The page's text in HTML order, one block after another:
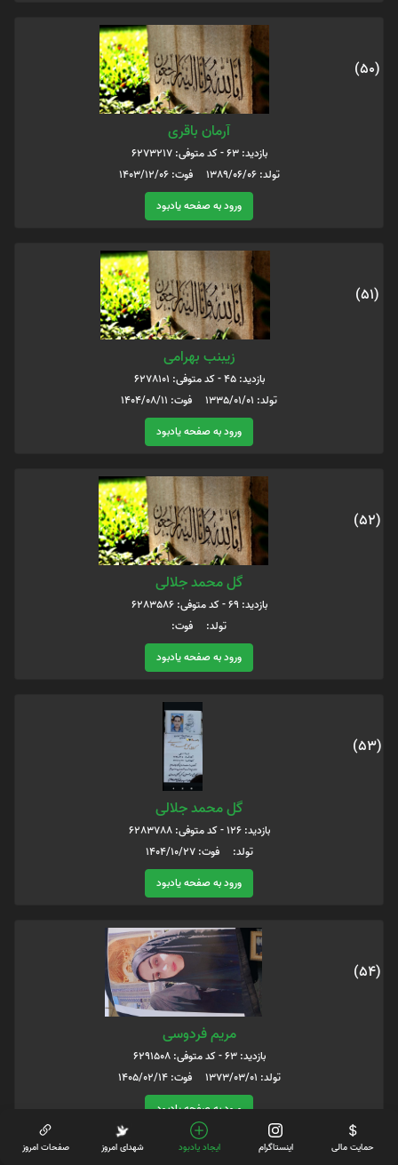
(50)
آرمان باقری
بازدید: 63 - کد متوفی: 6273217
تولد: 1389/06/06 فوت: 1403/12/06
ورود به صفحه یادبود
(51)
زیبنب بهرامی
بازدید: 45 - کد متوفی: 6278101
تولد: 1335/01/01 فوت: 1404/08/11
ورود به صفحه یادبود
(52)
گل محمد جلالی
بازدید: 69 - کد متوفی: 6283586
تولد: فوت:
ورود به صفحه یادبود
(53)
گل محمد جلالی
بازدید: 126 - کد متوفی: 6283788
تولد: فوت: 1404/10/27
ورود به صفحه یادبود
(54)
مریم فردوسی
بازدید: 63 - کد متوفی: 6291508
تولد: 1373/03/01 فوت: 1405/02/14
ورود به صفحه یادبود
حمایت مالی اینستاگرام ایجاد یادبود شهدای امروز صفحات امروز